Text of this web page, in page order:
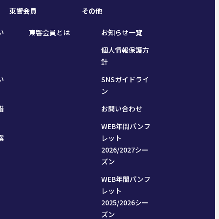
東響会員
東響会員とは
その他
お知らせ一覧
個人情報保護方
針
SNSガイドライ
ン
お問い合わせ
WEB年間パンフ
レット
2026/2027シー
ズン
WEB年間パンフ
レット
2025/2026シー
ズン